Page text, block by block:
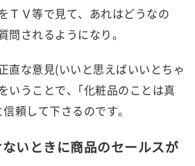
ＴＶ等で見て、あれはどうなの
問されるようになり。
直な意見(いいと思えばいいとちゃ
いうことで、｢化粧品のことは真
頼して下さるのです。
いときに商品のセールスが